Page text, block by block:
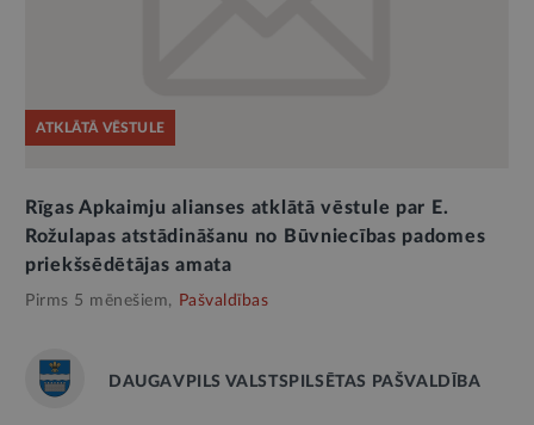
ATKLĀTĀ VĒSTULE
Rīgas Apkaimju alianses atklātā vēstule par E.
Rožulapas atstādināšanu no Būvniecības padomes
priekšsēdētājas amata
Pirms 5 mēnešiem, Pašvaldības
DAUGAVPILS VALSTSPILSĒTAS PAŠVALDĪBA